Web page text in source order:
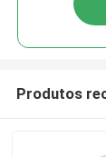
Produtos